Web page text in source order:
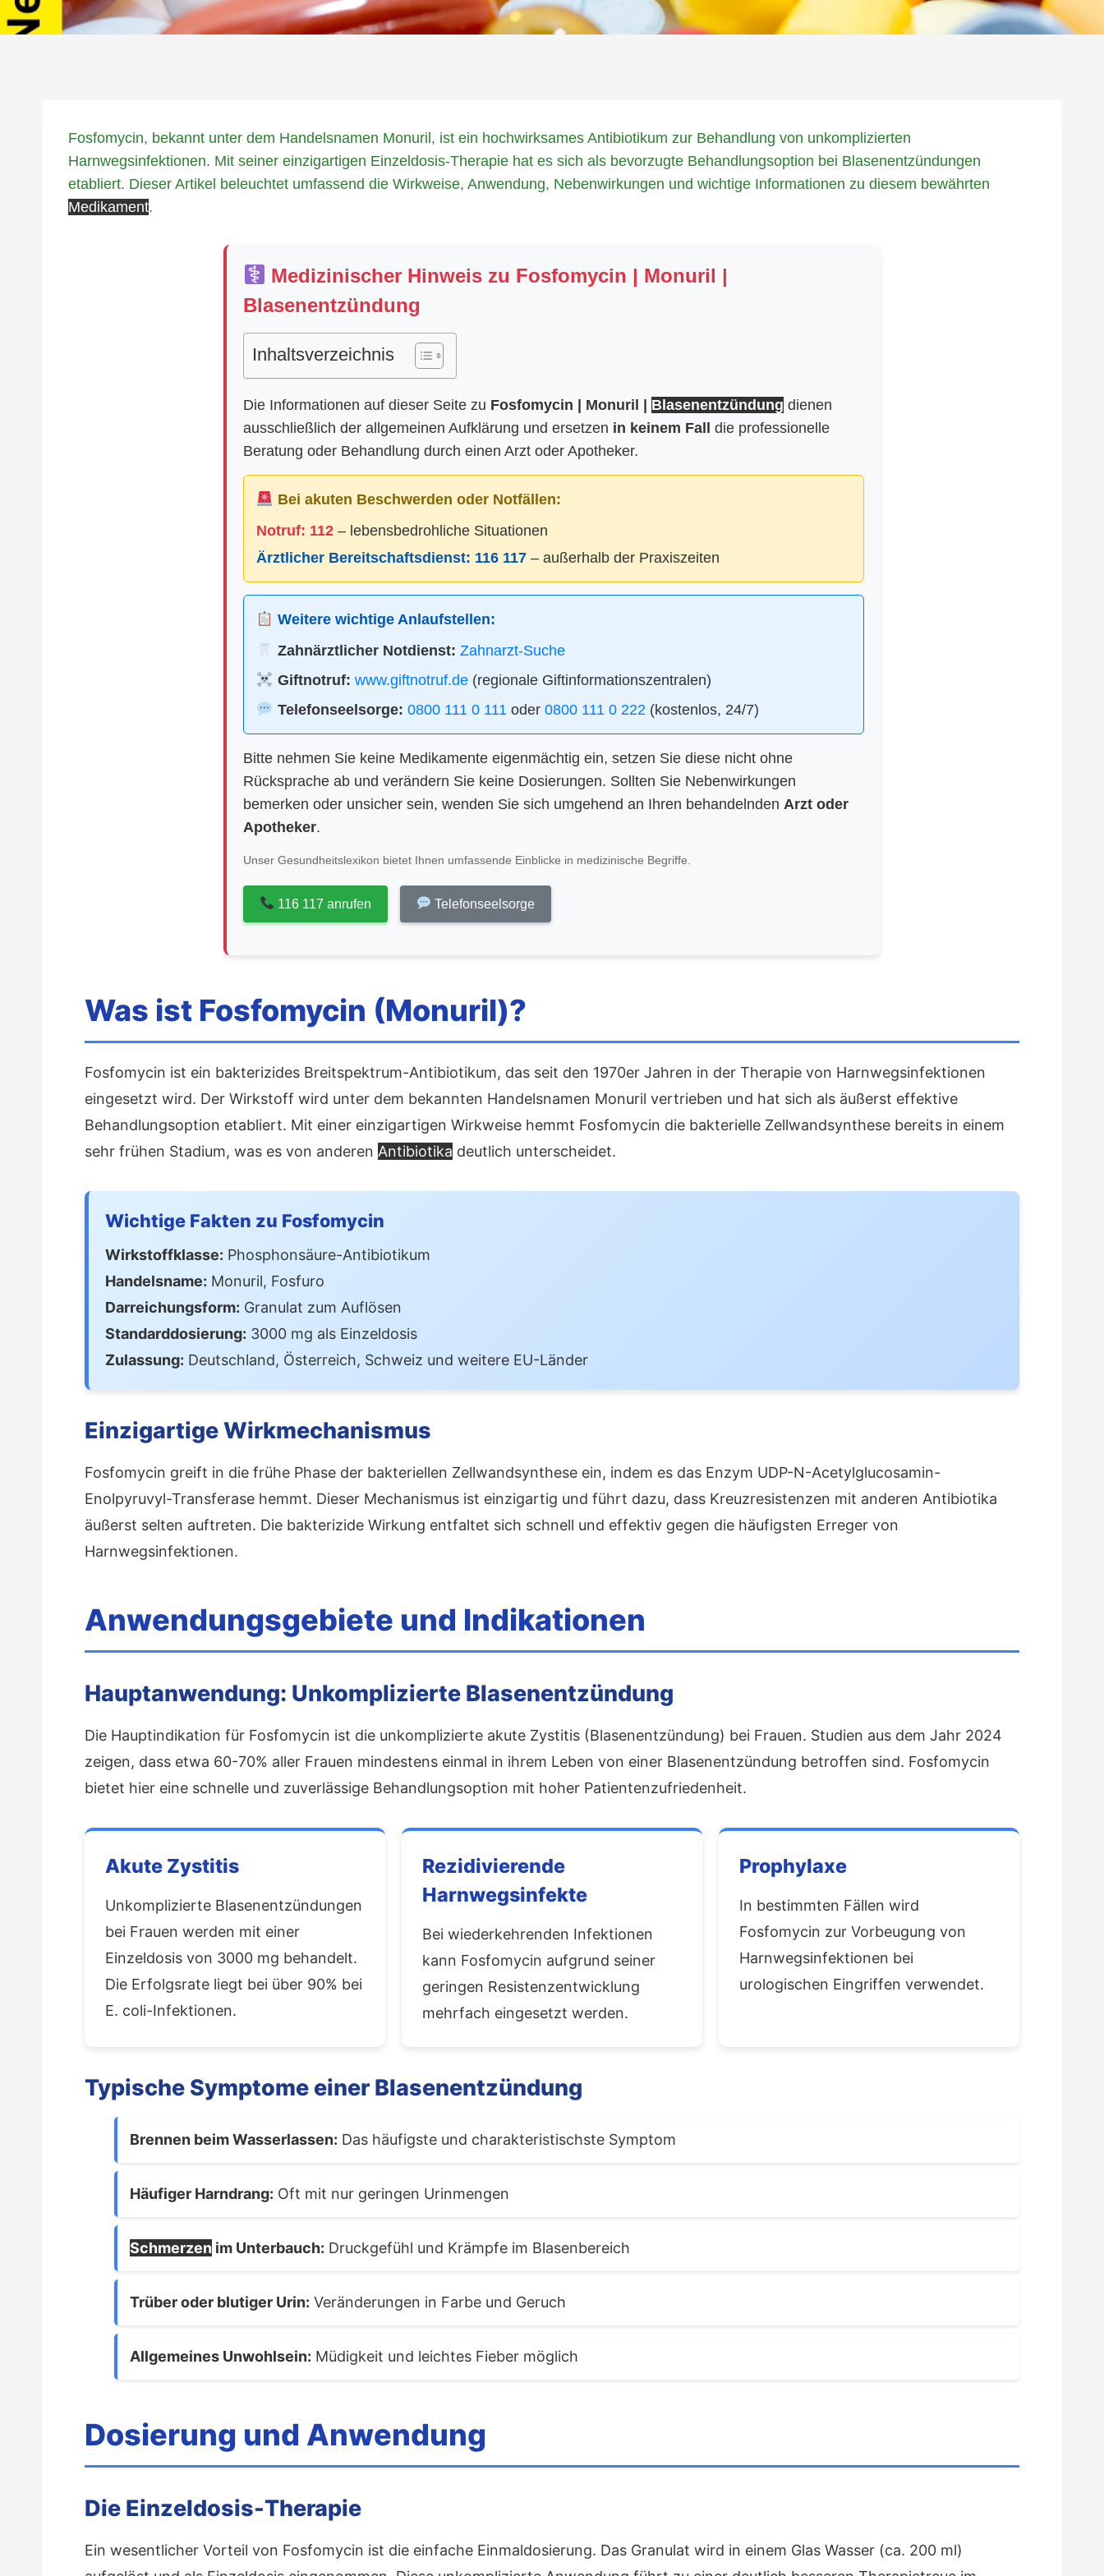
Fosfomycin, bekannt unter dem Handelsnamen Monuril, ist ein hochwirksames Antibiotikum zur Behandlung von unkomplizierten
Harnwegsinfektionen. Mit seiner einzigartigen Einzeldosis-Therapie hat es sich als bevorzugte Behandlungsoption bei Blasenentzündungen
etabliert. Dieser Artikel beleuchtet umfassend die Wirkweise, Anwendung, Nebenwirkungen und wichtige Informationen zu diesem bewährten
Medikament.
Medizinischer Hinweis zu Fosfomycin | Monuril |
Blasenentzündung
Inhaltsverzeichnis
Die Informationen auf dieser Seite zu Fosfomycin | Monuril | Blasenentzündung dienen
ausschließlich der allgemeinen Aufklärung und ersetzen in keinem Fall die professionelle
Beratung oder Behandlung durch einen Arzt oder Apotheker.
Bei akuten Beschwerden oder Notfällen:
Notruf: 112 – lebensbedrohliche Situationen
Ärztlicher Bereitschaftsdienst: 116 117 – außerhalb der Praxiszeiten
Weitere wichtige Anlaufstellen:
Zahnärztlicher Notdienst: Zahnarzt-Suche
Giftnotruf: www.giftnotruf.de(regionale Giftinformationszentralen)
Telefonseelsorge: 0800 111 0 111 oder 0800 111 0 222 (kostenlos, 24/7)
Bitte nehmen Sie keine Medikamente eigenmächtig ein, setzen Sie diese nicht ohne
Rücksprache ab und verändern Sie keine Dosierungen. Sollten Sie Nebenwirkungen
bemerken oder unsicher sein, wenden Sie sich umgehend an Ihren behandelnden Arzt oder
Apotheker.
Unser Gesundheitslexikon bietet Ihnen umfassende Einblicke in medizinische Begriffe.
116 117 anrufen Telefonseelsorge
Was ist Fosfomycin (Monuril)?
Fosfomycin ist ein bakterizides Breitspektrum-Antibiotikum, das seit den 1970er Jahren in der Therapie von Harnwegsinfektionen
eingesetzt wird. Der Wirkstoff wird unter dem bekannten Handelsnamen Monuril vertrieben und hat sich als äußerst effektive
Behandlungsoption etabliert. Mit einer einzigartigen Wirkweise hemmt Fosfomycin die bakterielle Zellwandsynthese bereits in einem
sehr frühen Stadium, was es von anderen Antibiotika deutlich unterscheidet.
Wichtige Fakten zu Fosfomycin
Wirkstoffklasse: Phosphonsäure-Antibiotikum
Handelsname: Monuril, Fosfuro
Darreichungsform: Granulat zum Auflösen
Standarddosierung: 3000 mg als Einzeldosis
Zulassung: Deutschland, Österreich, Schweiz und weitere EU-Länder
Einzigartige Wirkmechanismus
Fosfomycin greift in die frühe Phase der bakteriellen Zellwandsynthese ein, indem es das Enzym UDP-N-Acetylglucosamin-
Enolpyruvyl-Transferase hemmt. Dieser Mechanismus ist einzigartig und führt dazu, dass Kreuzresistenzen mit anderen Antibiotika
äußerst selten auftreten. Die bakterizide Wirkung entfaltet sich schnell und effektiv gegen die häufigsten Erreger von
Harnwegsinfektionen.
Anwendungsgebiete und Indikationen
Hauptanwendung: Unkomplizierte Blasenentzündung
Die Hauptindikation für Fosfomycin ist die unkomplizierte akute Zystitis (Blasenentzündung) bei Frauen. Studien aus dem Jahr 2024
zeigen, dass etwa 60-70% aller Frauen mindestens einmal in ihrem Leben von einer Blasenentzündung betroffen sind. Fosfomycin
bietet hier eine schnelle und zuverlässige Behandlungsoption mit hoher Patientenzufriedenheit.
Akute Zystitis
Unkomplizierte Blasenentzündungen
bei Frauen werden mit einer
Einzeldosis von 3000 mg behandelt.
Die Erfolgsrate liegt bei über 90% bei
E. coli-Infektionen.
Rezidivierende
Harnwegsinfekte
Bei wiederkehrenden Infektionen
kann Fosfomycin aufgrund seiner
geringen Resistenzentwicklung
mehrfach eingesetzt werden.
Prophylaxe
In bestimmten Fällen wird
Fosfomycin zur Vorbeugung von
Harnwegsinfektionen bei
urologischen Eingriffen verwendet.
Typische Symptome einer Blasenentzündung
Brennen beim Wasserlassen: Das häufigste und charakteristischste Symptom
Häufiger Harndrang: Oft mit nur geringen Urinmengen
Schmerzen im Unterbauch: Druckgefühl und Krämpfe im Blasenbereich
Trüber oder blutiger Urin: Veränderungen in Farbe und Geruch
Allgemeines Unwohlsein: Müdigkeit und leichtes Fieber möglich
Dosierung und Anwendung
Die Einzeldosis-Therapie
Ein wesentlicher Vorteil von Fosfomycin ist die einfache Einmaldosierung. Das Granulat wird in einem Glas Wasser (ca. 200 ml)